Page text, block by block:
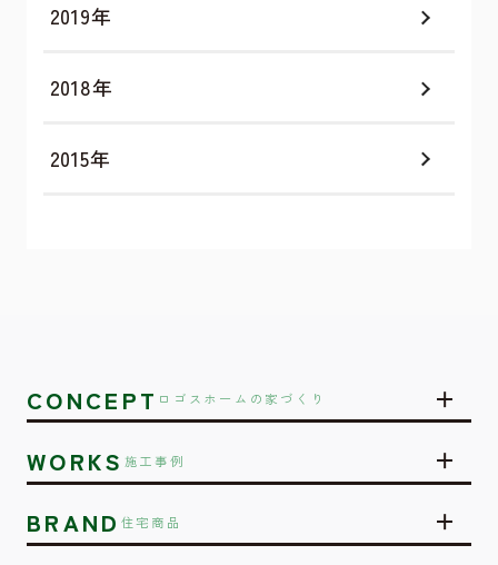
2019年
2018年
2015年
CONCEPT ロゴスホームの家づくり
WORKS 施工事例
BRAND 住宅商品